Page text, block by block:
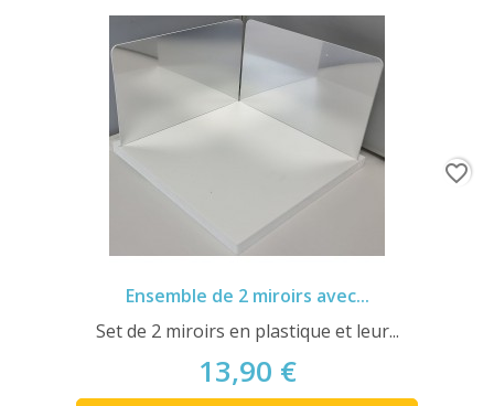
Ensemble de 2 miroirs avec...
Set de 2 miroirs en plastique et leur...
13,90 €
favorite_border